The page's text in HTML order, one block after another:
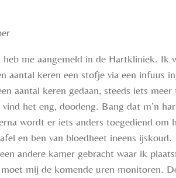
me aangemeld in de Hartkliniek. Ik
aantal keren een stofje via een
aantal keren gedaan, steeds iets
het eng, doodeng. Bang dat m’n
wordt er iets anders toegediend
en ben van bloedheet ineens ijskoud.
andere kamer gebracht waar ik
mij de komende uren monitoren.